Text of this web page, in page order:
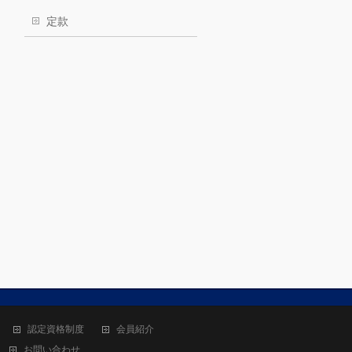
定款
認定資格制度
会員紹介
お問い合わせ